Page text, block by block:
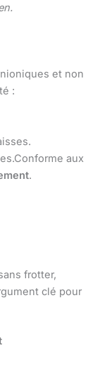
et non
:
aux
.
frotter,
clé pour